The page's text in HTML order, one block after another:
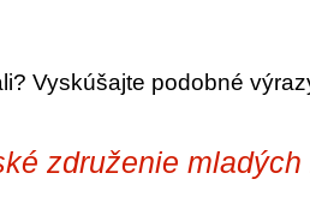
Vyskúšajte podobné
združenie mladých